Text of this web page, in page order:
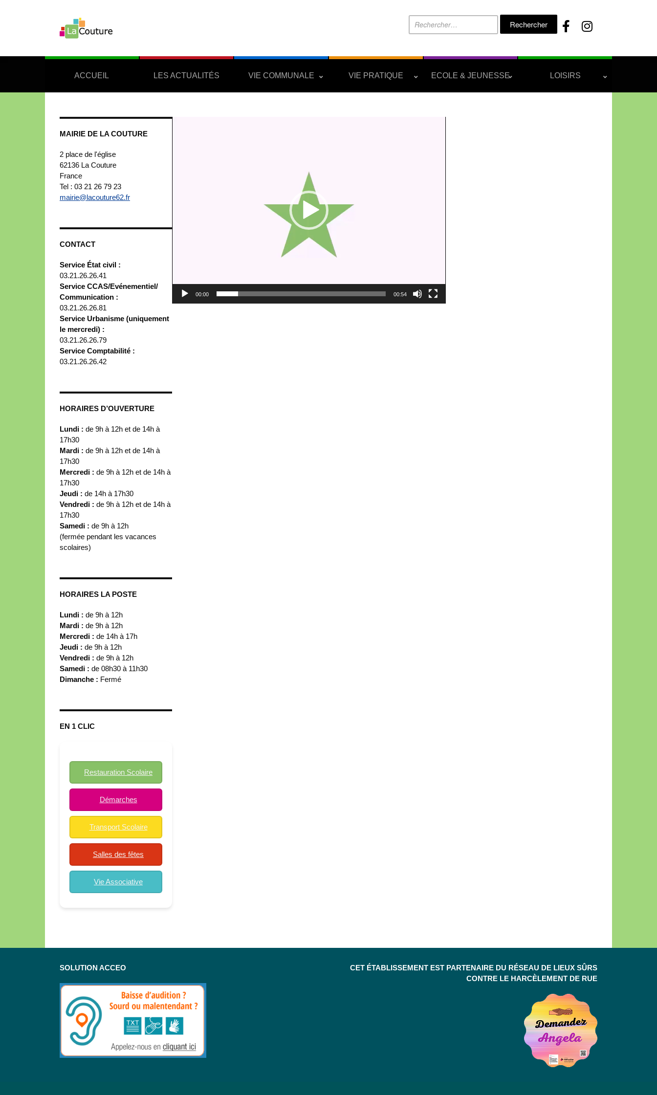
Rechercher :
ACCUEIL LES ACTUALITÉS VIE COMMUNALE VIE PRATIQUE ECOLE & JEUNESSE LOISIRS
MAIRIE DE LA COUTURE
2 place de l'église
62136 La Couture
France
Tel : 03 21 26 79 23
mairie@lacouture62.fr
CONTACT
Service État civil :
03.21.26.26.41
Service CCAS/Evénementiel/
Communication :
03.21.26.26.81
Service Urbanisme (uniquement
le mercredi) :
03.21.26.26.79
Service Comptabilité :
03.21.26.26.42
HORAIRES D’OUVERTURE
Lundi : de 9h à 12h et de 14h à
17h30
Mardi : de 9h à 12h et de 14h à
17h30
Mercredi : de 9h à 12h et de 14h à
17h30
Jeudi : de 14h à 17h30
Vendredi : de 9h à 12h et de 14h à
17h30
Samedi : de 9h à 12h
(fermée pendant les vacances
scolaires)
HORAIRES LA POSTE
Lundi : de 9h à 12h
Mardi : de 9h à 12h
Mercredi : de 14h à 17h
Jeudi : de 9h à 12h
Vendredi : de 9h à 12h
Samedi : de 08h30 à 11h30
Dimanche : Fermé
EN 1 CLIC
Restauration Scolaire
Démarches
Transport Scolaire
Salles des fêtes
Vie Associative
00:00 00:54
SOLUTION ACCEO
CET ÉTABLISSEMENT EST PARTENAIRE DU RÉSEAU DE LIEUX SÛRS
CONTRE LE HARCÈLEMENT DE RUE